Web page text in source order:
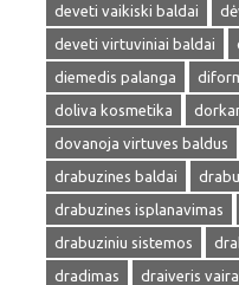
deveti vaikiski baldai
deveti virtuviniai baldai
diemedis palanga
doliva kosmetika
dovanoja virtuves baldus
drabuzines baldai
drabuzines isplanavimas
drabuziniu sistemos
dradimas
draiveris